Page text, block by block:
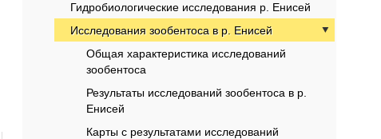
Гидробиологические исследования р. Енисей
Исследования зообентоса в р. Енисей
Общая характеристика исследований
зообентоса
Результаты исследований зообентоса в р.
Енисей
Карты с результатами исследований